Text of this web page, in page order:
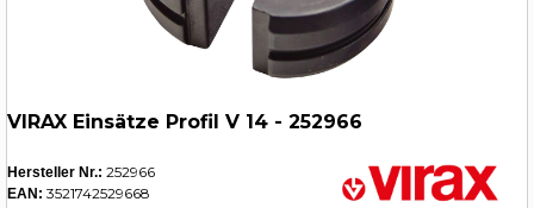
VIRAX Einsätze Profil V 14 - 252966
Hersteller Nr.: 252966
EAN: 3521742529668